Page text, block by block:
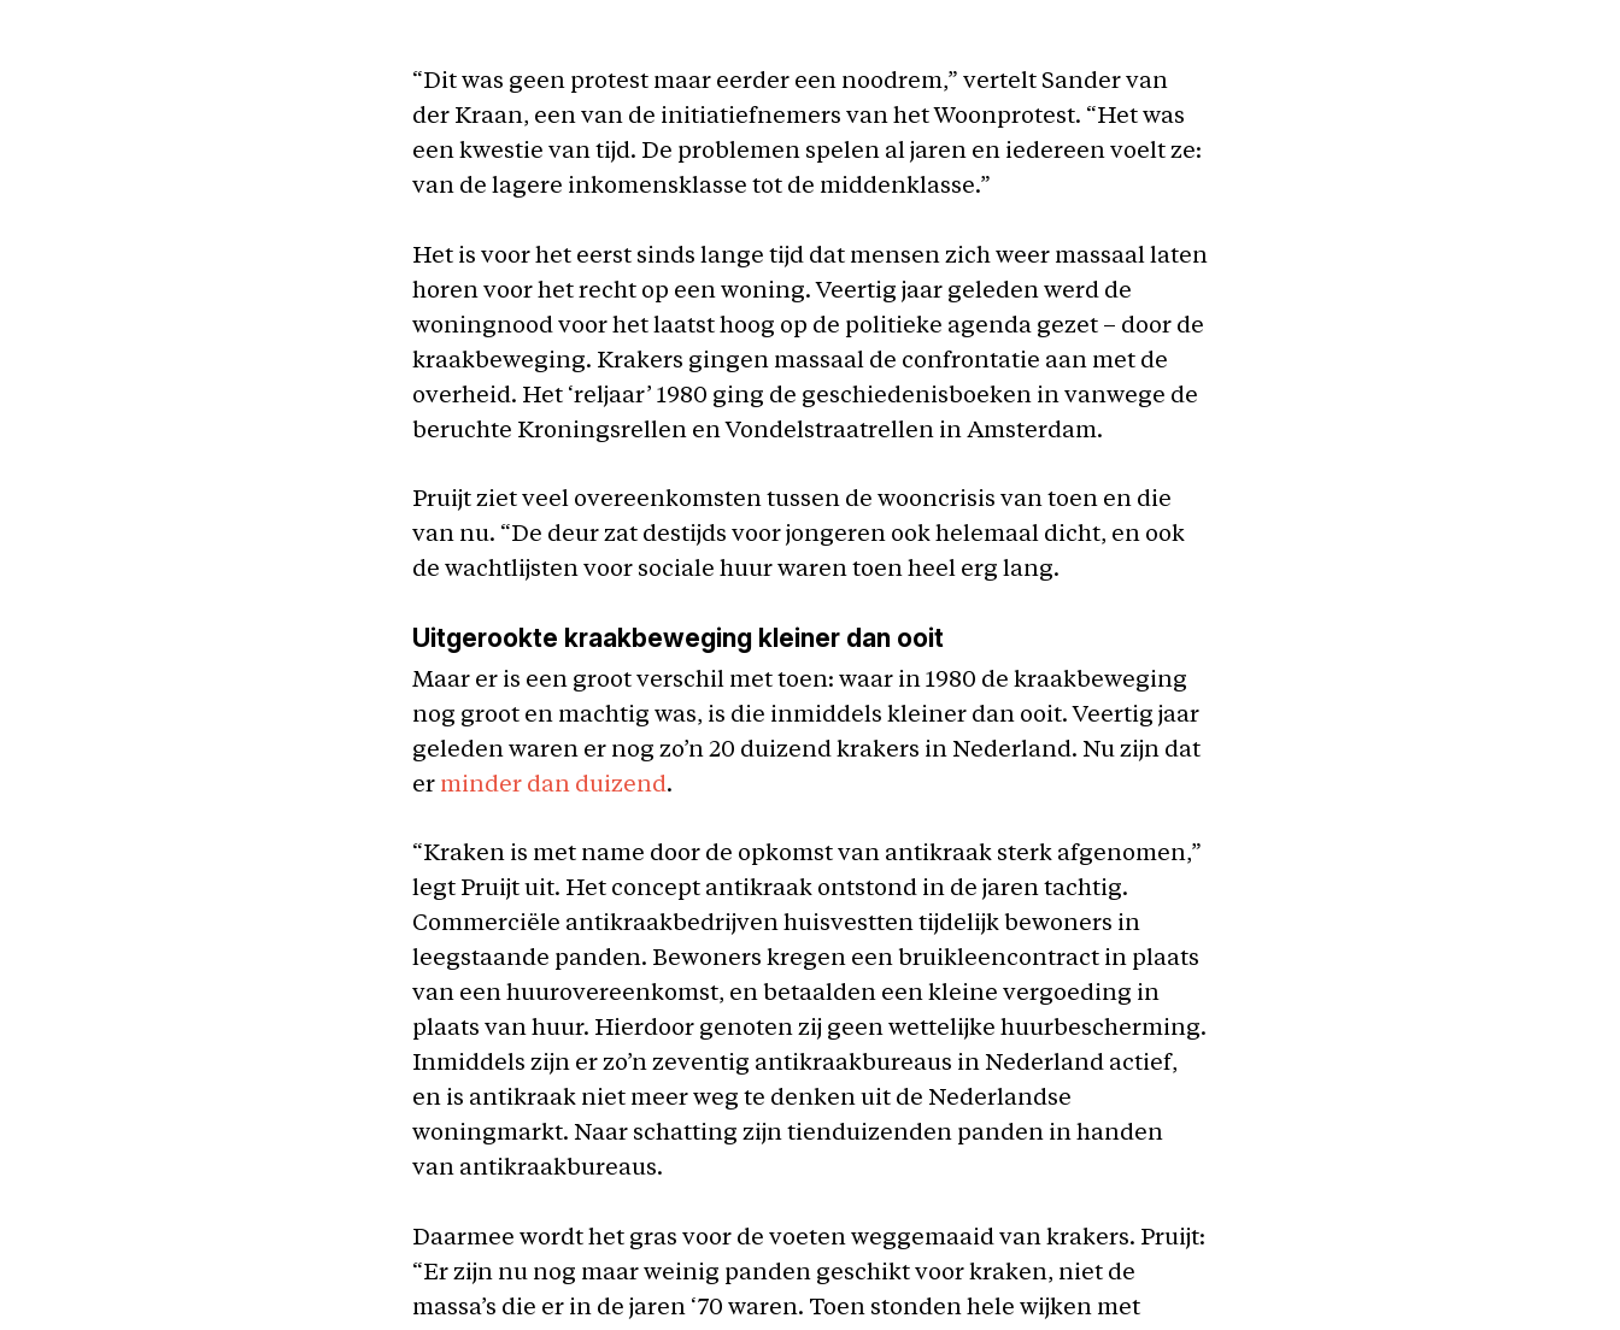
“Dit was geen protest maar eerder een noodrem,” vertelt Sander van
der Kraan, een van de initiatiefnemers van het Woonprotest. “Het was
een kwestie van tijd. De problemen spelen al jaren en iedereen voelt ze:
van de lagere inkomensklasse tot de middenklasse.”
Het is voor het eerst sinds lange tijd dat mensen zich weer massaal laten
horen voor het recht op een woning. Veertig jaar geleden werd de
woningnood voor het laatst hoog op de politieke agenda gezet – door de
kraakbeweging. Krakers gingen massaal de confrontatie aan met de
overheid. Het ‘reljaar’ 1980 ging de geschiedenisboeken in vanwege de
beruchte Kroningsrellen en Vondelstraatrellen in Amsterdam.
Pruijt ziet veel overeenkomsten tussen de wooncrisis van toen en die
van nu. “De deur zat destijds voor jongeren ook helemaal dicht, en ook
de wachtlijsten voor sociale huur waren toen heel erg lang.
Uitgerookte kraakbeweging kleiner dan ooit
Maar er is een groot verschil met toen: waar in 1980 de kraakbeweging
nog groot en machtig was, is die inmiddels kleiner dan ooit. Veertig jaar
geleden waren er nog zo’n 20 duizend krakers in Nederland. Nu zijn dat
er minder dan duizend.
“Kraken is met name door de opkomst van antikraak sterk afgenomen,”
legt Pruijt uit. Het concept antikraak ontstond in de jaren tachtig.
Commerciële antikraakbedrijven huisvestten tijdelijk bewoners in
leegstaande panden. Bewoners kregen een bruikleencontract in plaats
van een huurovereenkomst, en betaalden een kleine vergoeding in
plaats van huur. Hierdoor genoten zij geen wettelijke huurbescherming.
Inmiddels zijn er zo’n zeventig antikraakbureaus in Nederland actief,
en is antikraak niet meer weg te denken uit de Nederlandse
woningmarkt. Naar schatting zijn tienduizenden panden in handen
van antikraakbureaus.
Daarmee wordt het gras voor de voeten weggemaaid van krakers. Pruijt:
“Er zijn nu nog maar weinig panden geschikt voor kraken, niet de
massa’s die er in de jaren ‘70 waren. Toen stonden hele wijken met